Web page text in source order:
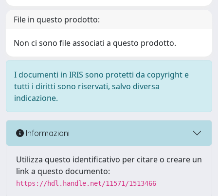
File in questo prodotto:
Non ci sono file associati a questo prodotto.
I documenti in IRIS sono protetti da copyright e
tutti i diritti sono riservati, salvo diversa
indicazione.
Informazioni
Utilizza questo identificativo per citare o creare un
link a questo documento:
https://hdl.handle.net/11571/1513466